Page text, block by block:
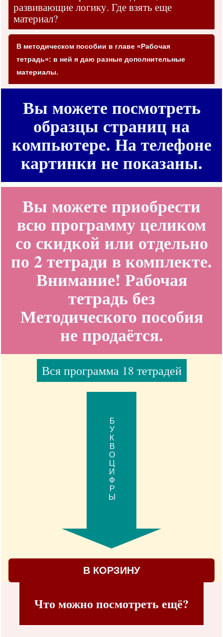
развивающие логику. Где взять еще
материал?
В методическом пособии в главе «Рабочая
тетрадь»: в ней я даю разные дополнительные
материалы.
Вы можете посмотреть
образцы страниц на
компьютере. На телефоне
картинки не показаны.
Вы можете приобрести
всю программу целиком
со скидкой или отдельно
по 2 тетради в комплекте.
Внимание! Рабочая
тетрадь без
Методического пособия
не продаётся.
Вся программа 18 тетрадей
БУКВОЦИФРЫ
В КОРЗИНУ
Что можно посмотреть ещё?